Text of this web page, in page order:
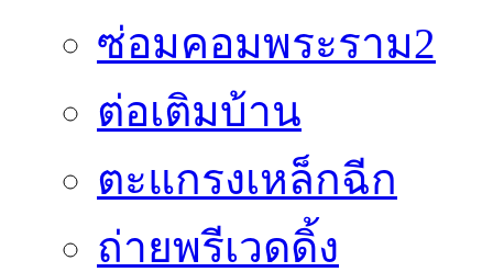
ซ่อมคอมพระราม2
ต่อเติมบ้าน
ตะแกรงเหล็กฉีก
ถ่ายพรีเวดดิ้ง